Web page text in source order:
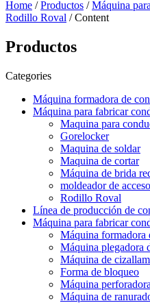
Home /Productos /Máquina
Rodillo Roval / Content
Productos
Categories
Máquina formadora de
Máquina para fabricar
Maquina para
Gorelocker
Maquina de soldar
Maquina de cortar
Máquina de brida
moldeador de
Rodillo Roval
Línea de producción de
Máquina para fabricar
Máquina formadora
Máquina plegadora
Máquina de
Forma de bloqueo
Máquina
Máquina de